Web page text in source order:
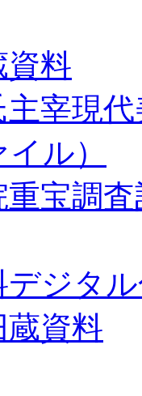
資料
宰現
ル）
宝調
デジタ
資料